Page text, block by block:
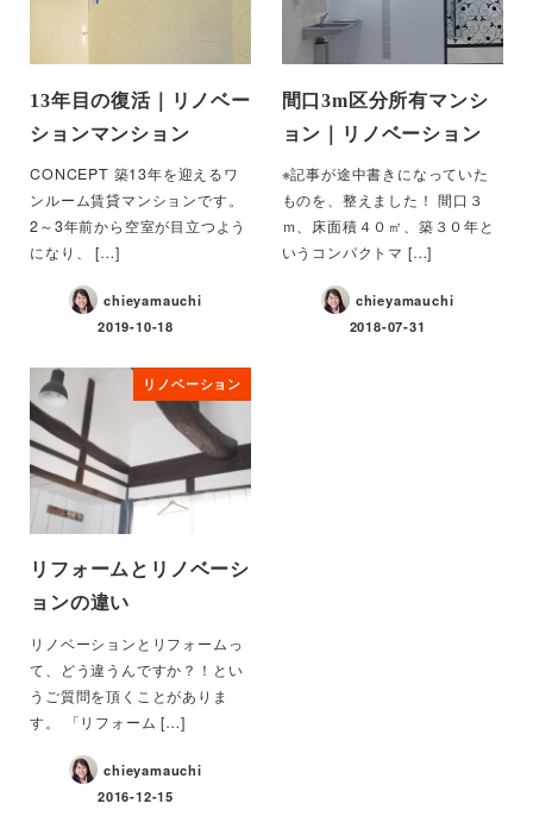
13年目の復活｜リノベー
ションマンション
CONCEPT 築13年を迎えるワ
ンルーム賃貸マンションです。
2～3年前から空室が目立つよう
になり、 […]
chieyamauchi
2019-10-18
間口3m区分所有マンシ
ョン｜リノベーション
※記事が途中書きになっていた
ものを、整えました！ 間口３
ｍ、床面積４０㎡、築３０年と
いうコンパクトマ […]
chieyamauchi
2018-07-31
リノベーション
リフォームとリノベーシ
ョンの違い
リノベーションとリフォームっ
て、どう違うんですか？！とい
うご質問を頂くことがありま
す。 「リフォーム […]
chieyamauchi
2016-12-15